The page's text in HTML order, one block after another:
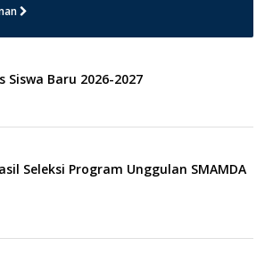
Siswa Baru 2026-2027
Seleksi Program Unggulan SMAMDA